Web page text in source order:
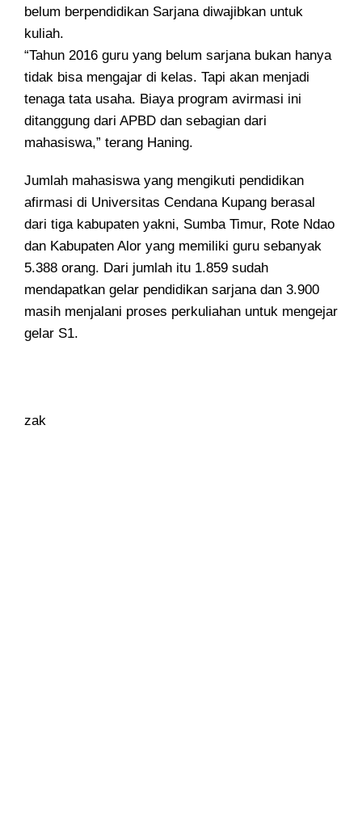
belum berpendidikan Sarjana diwajibkan untuk
kuliah.
“Tahun 2016 guru yang belum sarjana bukan hanya
tidak bisa mengajar di kelas. Tapi akan menjadi
tenaga tata usaha. Biaya program avirmasi ini
ditanggung dari APBD dan sebagian dari
mahasiswa,” terang Haning.
Jumlah mahasiswa yang mengikuti pendidikan
afirmasi di Universitas Cendana Kupang berasal
dari tiga kabupaten yakni, Sumba Timur, Rote Ndao
dan Kabupaten Alor yang memiliki guru sebanyak
5.388 orang. Dari jumlah itu 1.859 sudah
mendapatkan gelar pendidikan sarjana dan 3.900
masih menjalani proses perkuliahan untuk mengejar
gelar S1.
zak